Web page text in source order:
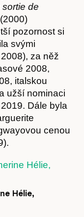
de
(2000)
pozornost si
svými
za něž
2008,
italskou
užší nominaci
Dále byla
cenou
Hélie,